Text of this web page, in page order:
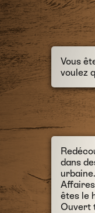
Vous
voulez
dans
urbaine.
êtes le
Ouvert